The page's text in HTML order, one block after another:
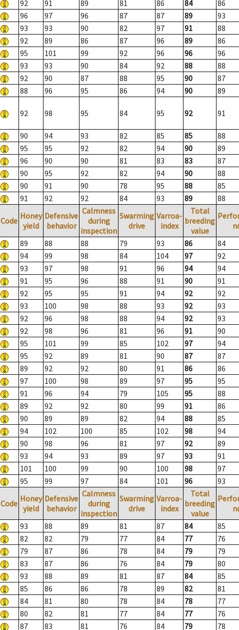
92 91 89 81 86 84
86
96 97 96 87 87 89
93
93 93 90 82 97 91
88
92 89 86 87 96 89
86
95 101 99 92 96 96
96
93 93 90 84 92 88
88
92 90 87 88 95 90
87
88 96 95 86 94 90 89
92 98 95 84 95 92 91
90 94 93 82 85 85
88
95 95 92 82 94 90
89
96 90 90 81 83 83
87
90 95 92 82 94 90
88
90 91 90 78 95 88
85
91 92 92 84 93 89 88
Code Honey
yield
Defensive
behavior
Calmness
during
inspection
Swarming
drive
Varroa-
index
Total
breeding
value
89 88 88 79 93 86
84
94 99 98 84 104 97
92
93 97 98 91 96 94
94
91 95 96 88 91 90
91
92 95 95 91 94 92
92
93 100 98 88 93 92
93
92 96 98 88 94 92
93
92 98 96 81 96 91
90
95 101 99 85 102 97
94
95 92 89 81 90 87
87
89 92 92 80 91 86
86
97 100 98 89 97 95
95
91 96 94 79 105 95
88
89 92 92 80 99 91
86
90 89 89 82 94 88
85
94 102 100 85 102 98
94
90 98 96 81 97 92
89
93 94 93 89 97 93
91
101 100 99 90 100 98
97
95 99 97 84 101 96 93
Code Honey
yield
Defensive
behavior
Calmness
during
inspection
Swarming
drive
Varroa-
index
Total
breeding
value
93 88 89 81 87 84
85
82 82 79 77 84 77
76
79 87 86 78 84 79
79
83 87 86 76 84 79
80
93 88 89 81 87 84
85
85 86 86 78 89 82
81
84 81 80 78 84 78
77
80 82 81 77 84 77
76
87 83 81 76 84 79 78